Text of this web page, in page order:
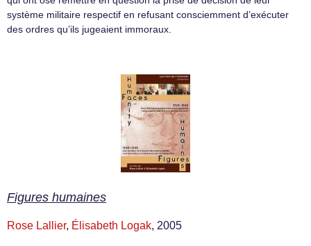
système militaire respectif en refusant consciemment d’exécuter
des ordres qu’ils jugeaient immoraux.
Figures humaines
Rose Lallier, Élisabeth Logak, 2005